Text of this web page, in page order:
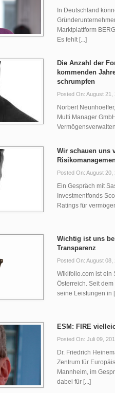
In Deutschland
Marktplattform
Es fehlt [...]
Die Anzahl der
kommenden
schrumpfen
Posted On: August 21,
Norbert
Multi Manager
Wir schauen uns
Posted On: August 20,
Ein Gespräch mit
Investmentfonds
Ratings für
Wichtig ist uns
Transparenz
Posted On: August 08,
Wikifolio.com ist ein
Österreich. Seit
seine Leistungen in
ESM: FIRE
Posted On: Juli 09,
Dr. Friedrich
Zentrum für
Mannheim, im
dabei für [...]